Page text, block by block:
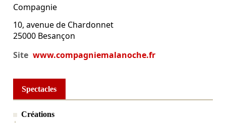
Compagnie
10, avenue de Chardonnet
25000 Besançon
Site www.compagniemalanoche.fr
Spectacles
Créations